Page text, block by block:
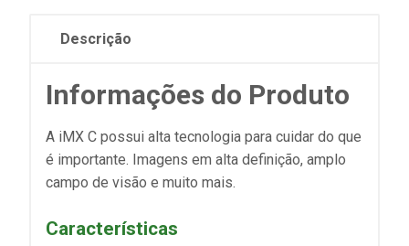
Descrição
Informações do Produto
A iMX C possui alta tecnologia para cuidar do que
é importante. Imagens em alta definição, amplo
campo de visão e muito mais.
Características